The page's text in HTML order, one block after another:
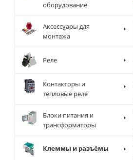
оборудование
Аксессуары для
монтажа
Реле
Контакторы и
тепловые реле
Блоки питания и
трансформаторы
Клеммы и разъёмы